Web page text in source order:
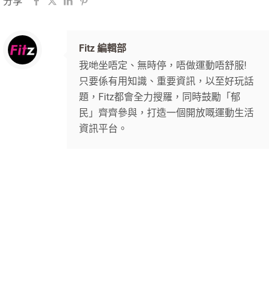
Fitz 編輯部
我哋坐唔定、無時停，唔做運動唔舒服!
只要係有用知識、重要資訊，以至好玩話
題，Fitz都會全力搜羅，同時鼓勵「郁
民」齊齊參與，打造一個開放嘅運動生活
資訊平台。